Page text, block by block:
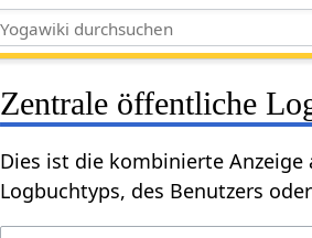
Zentrale öffentliche
Dies ist die kombinierte Anzeige
Logbuchtyps, des Benutzers